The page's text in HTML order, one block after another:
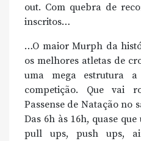
out. Com quebra de
inscritos…
…O maior Murph da
os melhores atletas de
uma mega estrutura
competição. Que vai
Passense de Natação no
Das 6h às 16h, quase
pull ups, push ups,